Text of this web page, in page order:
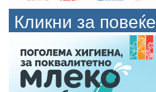
Кликни за повеќе